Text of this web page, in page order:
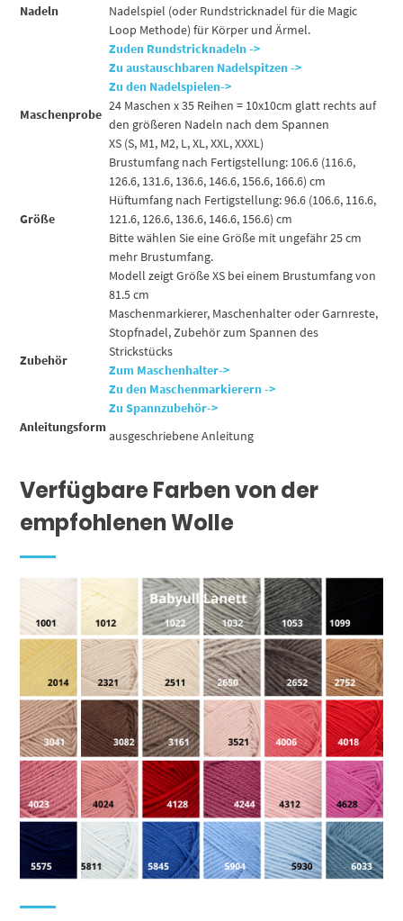
Nadeln
Nadelspiel (oder Rundstricknadel für die Magic
Loop Methode) für Körper und Ärmel.
Zuden Rundstricknadeln ->
Zu austauschbaren Nadelspitzen ->
Zu den Nadelspielen->
Maschenprobe
24 Maschen x 35 Reihen = 10x10cm glatt rechts auf
den größeren Nadeln nach dem Spannen
Größe
XS (S, M1, M2, L, XL, XXL, XXXL)
Brustumfang nach Fertigstellung: 106.6 (116.6,
126.6, 131.6, 136.6, 146.6, 156.6, 166.6) cm
Hüftumfang nach Fertigstellung: 96.6 (106.6, 116.6,
121.6, 126.6, 136.6, 146.6, 156.6) cm
Bitte wählen Sie eine Größe mit ungefähr 25 cm
mehr Brustumfang.
Modell zeigt Größe XS bei einem Brustumfang von
81.5 cm
Zubehör
Maschenmarkierer, Maschenhalter oder Garnreste,
Stopfnadel, Zubehör zum Spannen des
Strickstücks
Zum Maschenhalter->
Zu den Maschenmarkierern ->
Zu Spannzubehör->
Anleitungsform
ausgeschriebene Anleitung
Verfügbare Farben von der
empfohlenen Wolle